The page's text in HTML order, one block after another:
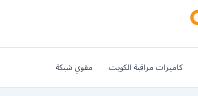
كاميرات مراقبة الكويت مقوي شبكة